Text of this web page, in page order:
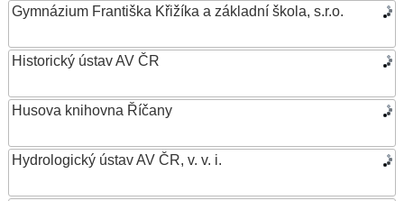
Gymnázium Františka Křižíka a základní škola, s.r.o.
Historický ústav AV ČR
Husova knihovna Říčany
Hydrologický ústav AV ČR, v. v. i.